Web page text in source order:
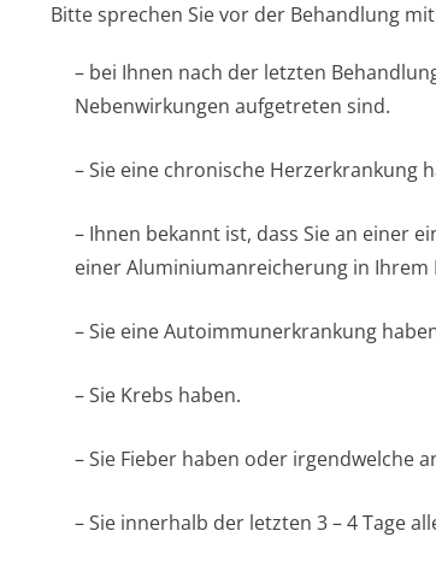
Bitte sprechen Sie vor der Behandlung
– bei Ihnen nach der letzten
Nebenwirkungen aufgetreten sind.
– Sie eine chronische Herzerkrankung
– Ihnen bekannt ist, dass Sie an einer
einer Aluminiumanre­icherung in Ihrem
– Sie eine Autoimmunerkrankung
– Sie Krebs haben.
– Sie Fieber haben oder irgendwelche
– Sie innerhalb der letzten 3 – 4 Tage